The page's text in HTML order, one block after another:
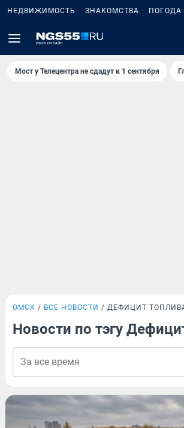
НЕДВИЖИМОСТЬ ЗНАКОМСТВА ПОГОДА
Мост у Телецентра не сдадут к 1 сентября
ОМСК ВСЕ НОВОСТИ ДЕФИЦИТ
Новости по тэгу